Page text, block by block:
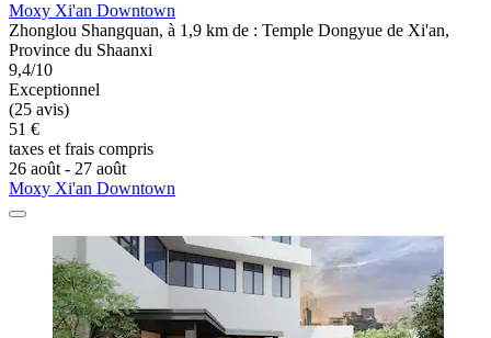
Moxy Xi'an Downtown
Zhonglou Shangquan, à 1,9 km de : Temple Dongyue de Xi'an,
Province du Shaanxi
9,4/10
Exceptionnel
(25 avis)
51 €
taxes et frais compris
26 août - 27 août
Moxy Xi'an Downtown